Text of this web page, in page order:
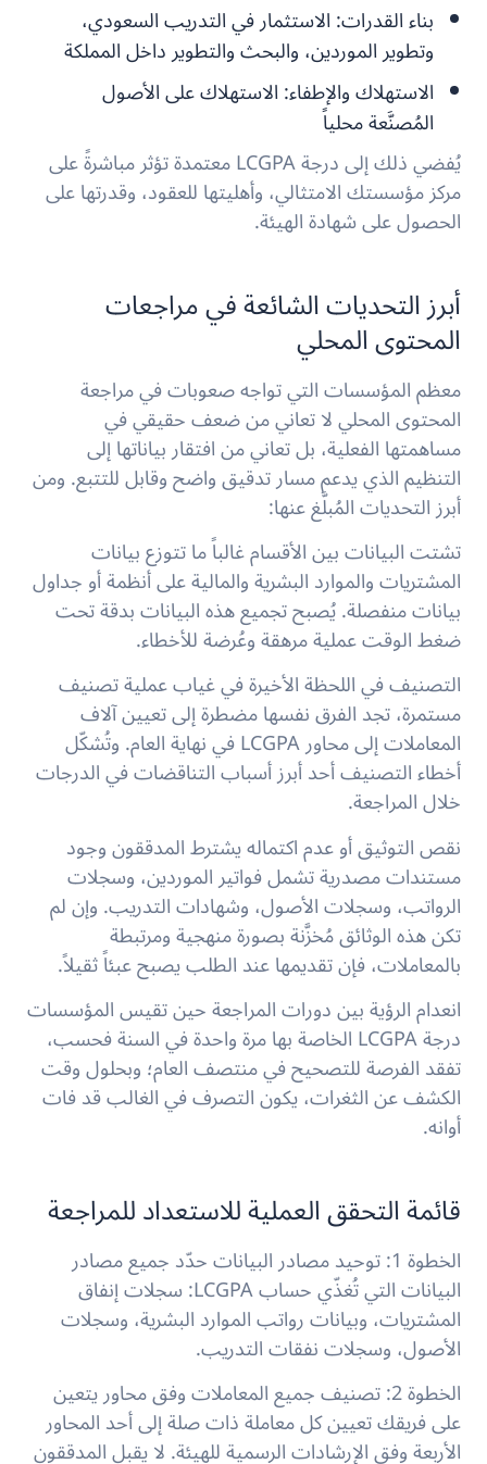
بناء القدرات:الاستثمار في التدريب السعودي،
وتطوير الموردين، والبحث والتطوير داخل المملكة
الاستهلاك والإطفاء:الاستهلاك على الأصول
المُصنَّعة محلياً
يُفضي ذلك إلى درجة LCGPA معتمدة تؤثر مباشرةً على
مركز مؤسستك الامتثالي، وأهليتها للعقود، وقدرتها على
الحصول على شهادة الهيئة.
أبرز التحديات الشائعة في مراجعات
المحتوى المحلي
معظم المؤسسات التي تواجه صعوبات في مراجعة
المحتوى المحلي لا تعاني من ضعف حقيقي في
مساهمتها الفعلية، بل تعاني من افتقار بياناتها إلى
التنظيم الذي يدعم مسار تدقيق واضح وقابل للتتبع. ومن
أبرز التحديات المُبلَّغ عنها:
تشتت البيانات بين الأقسامغالباً ما تتوزع بيانات
المشتريات والموارد البشرية والمالية على أنظمة أو جداول
بيانات منفصلة. يُصبح تجميع هذه البيانات بدقة تحت
ضغط الوقت عملية مرهقة وعُرضة للأخطاء.
التصنيف في اللحظة الأخيرةفي غياب عملية تصنيف
مستمرة، تجد الفرق نفسها مضطرة إلى تعيين آلاف
المعاملات إلى محاور LCGPA في نهاية العام. وتُشكّل
أخطاء التصنيف أحد أبرز أسباب التناقضات في الدرجات
خلال المراجعة.
نقص التوثيق أو عدم اكتمالهيشترط المدققون وجود
مستندات مصدرية تشمل فواتير الموردين، وسجلات
الرواتب، وسجلات الأصول، وشهادات التدريب. وإن لم
تكن هذه الوثائق مُخزَّنة بصورة منهجية ومرتبطة
بالمعاملات، فإن تقديمها عند الطلب يصبح عبئاً ثقيلاً.
انعدام الرؤية بين دورات المراجعةحين تقيس المؤسسات
درجة LCGPA الخاصة بها مرة واحدة في السنة فحسب،
تفقد الفرصة للتصحيح في منتصف العام؛ وبحلول وقت
الكشف عن الثغرات، يكون التصرف في الغالب قد فات
أوانه.
قائمة التحقق العملية للاستعداد للمراجعة
الخطوة 1: توحيد مصادر البيانات حدّد جميع مصادر
البيانات التي تُغذّي حساب LCGPA: سجلات إنفاق
المشتريات، وبيانات رواتب الموارد البشرية، وسجلات
الأصول، وسجلات نفقات التدريب.
الخطوة 2: تصنيف جميع المعاملات وفق محاور
يتعين
على فريقك تعيين كل معاملة ذات صلة إلى أحد المحاور
الأربعة وفق الإرشادات الرسمية للهيئة. لا يقبل المدققون